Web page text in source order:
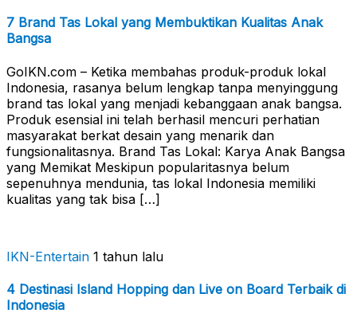
7 Brand Tas Lokal yang Membuktikan Kualitas Anak
Bangsa
GoIKN.com – Ketika membahas produk-produk lokal
Indonesia, rasanya belum lengkap tanpa menyinggung
brand tas lokal yang menjadi kebanggaan anak bangsa.
Produk esensial ini telah berhasil mencuri perhatian
masyarakat berkat desain yang menarik dan
fungsionalitasnya. Brand Tas Lokal: Karya Anak Bangsa
yang Memikat Meskipun popularitasnya belum
sepenuhnya mendunia, tas lokal Indonesia memiliki
kualitas yang tak bisa […]
IKN-Entertain 1 tahun lalu
4 Destinasi Island Hopping dan Live on Board Terbaik di
Indonesia